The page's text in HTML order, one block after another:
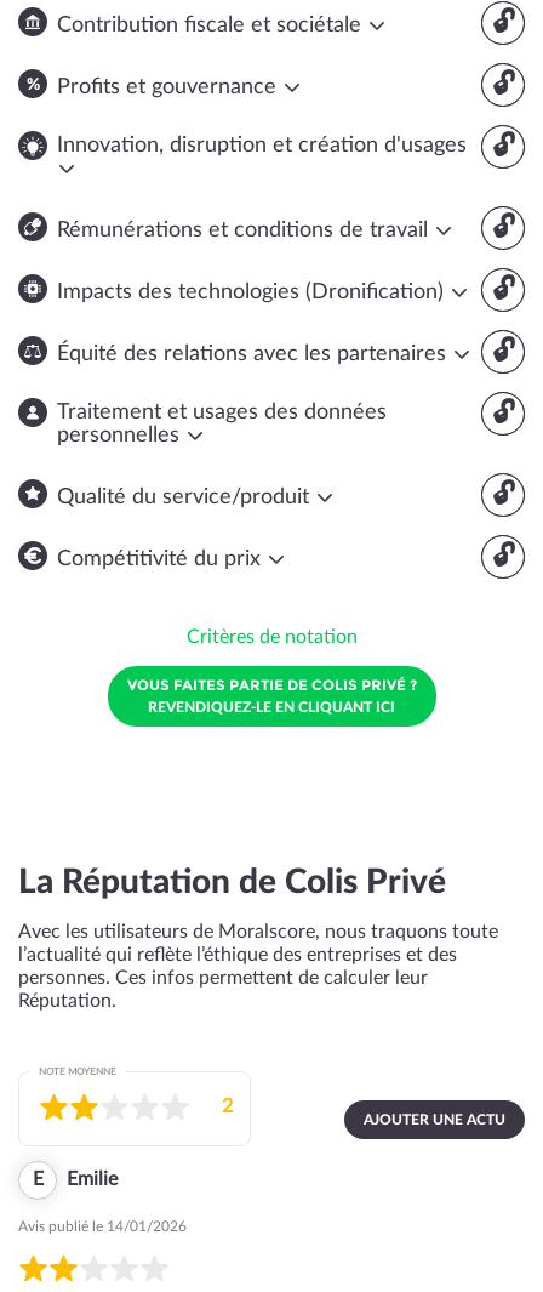
🔓
Contribution fiscale et sociétale
🔓
Profits et gouvernance
🔓
Innovation, disruption et création d'usages
🔓
Rémunérations et conditions de travail
🔓
Impacts des technologies (Dronification)
🔓
Équité des relations avec les partenaires
🔓
Traitement et usages des données
personnelles
🔓
Qualité du service/produit
🔓
Compétitivité du prix
Critères de notation
VOUS FAITES PARTIE DE COLIS PRIVÉ ?
REVENDIQUEZ-LE EN CLIQUANT ICI
La Réputation de Colis Privé
Avec les utilisateurs de Moralscore, nous traquons toute
l’actualité qui reflète l’éthique des entreprises et des
personnes. Ces infos permettent de calculer leur
Réputation.
AJOUTER UNE ACTU
NOTE MOYENNE
2
E Emilie
Avis publié le 14/01/2026